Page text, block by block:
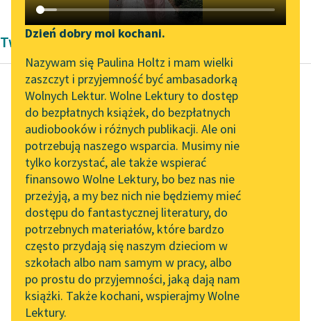
Katalog DAISY
Podkasty o książkach
Zgłoś brak utworu
Aktualności
„Prokurator Alicja Horn”
do słuchania
Byliśmy częścią AI Impact
Lab
Zapraszamy na spotkanie
online z tłumaczkami
literatury skandynawskiej
Spotkanie z Katarzyną
Tunkiel w Oslo
102. lata temu zmarł
Joseph Conrad
Narzędzia
Mapa Wolnych Lektur
Leśmianator
Przewodnik dla piszących i
czytających
API
OAI-PMH
Widget Wolnych Lektur
Przypisy
Dzień dobry moi kochani.
Nazywam się Paulina Holtz i mam wielki
zaszczyt i przyjemność być ambasadorką
Wolnych Lektur. Wolne Lektury to dostęp
do bezpłatnych książek, do bezpłatnych
audiobooków i różnych publikacji. Ale oni
potrzebują naszego wsparcia. Musimy nie
tylko korzystać, ale także wspierać
finansowo Wolne Lektury, bo bez nas nie
przeżyją, a my bez nich nie będziemy mieć
dostępu do fantastycznej literatury, do
potrzebnych materiałów, które bardzo
często przydają się naszym dzieciom w
szkołach albo nam samym w pracy, albo
po prostu do przyjemności, jaką dają nam
książki. Także kochani, wspierajmy Wolne
Lektury.
Twórczość Susan Coolidge
Susan Coolidge
Co Kasia robiła
Po wielu latach Kasia
opowiadała komuś, że
najdłuższe sześć
tygodni w jej życiu to
były...
Czytaj więcej